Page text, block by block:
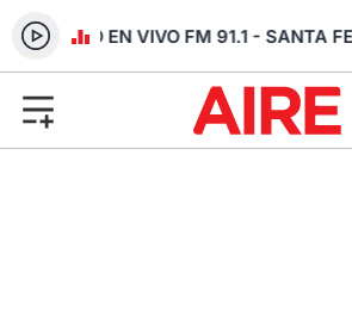
RADIO EN VIVO FM 91.1 - SANTA FE